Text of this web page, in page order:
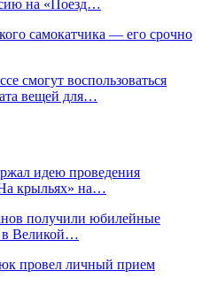
на «Поезд…
самокатчика — его срочно
смогут воспользоваться
вещей для…
идею проведения
крыльях» на…
получили юбилейные
в Великой…
провел личный прием